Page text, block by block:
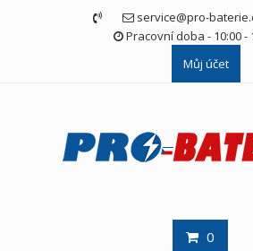
service@pro-
Pracovní doba - 10:00 -
Můj účet
0